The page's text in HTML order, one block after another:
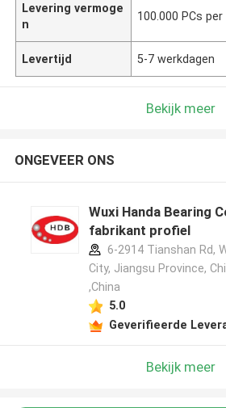
Levering vermoge
n
100.000 PCs per
Levertijd 5-7 werkdagen
Bekijk meer
ONGEVEER ONS
Wuxi Handa Bearing
fabrikant profiel
6-2914 Tianshan Rd,
City, Jiangsu Province,
,China
5.0
Geverifieerde
Bekijk meer